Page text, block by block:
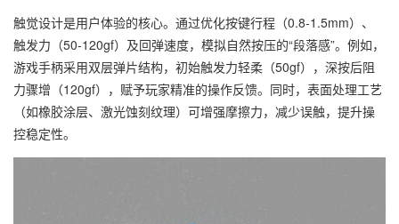
触觉设计是用户体验的核心。通过优化按键行程（0.8-1.5mm）、
触发力（50-120gf）及回弹速度，模拟自然按压的“段落感”。例如，
游戏手柄采用双层弹片结构，初始触发力轻柔（50gf），深按后阻
力骤增（120gf），赋予玩家精准的操作反馈。同时，表面处理工艺
（如橡胶涂层、激光蚀刻纹理）可增强摩擦力，减少误触，提升操
控稳定性。